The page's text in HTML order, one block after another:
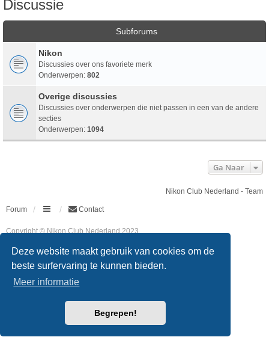
Deze website maakt gebruik van cookies om de
beste surfervaring te kunnen bieden.
Meer informatie
Begrepen!
Discussie
Subforums
Nikon
Discussies over ons favoriete merk
Onderwerpen: 802
Overige discussies
Discussies over onderwerpen die niet passen in een van de andere
secties
Onderwerpen: 1094
Ga Naar
Nikon Club Nederland - Team
Forum Contact
Copyright © Nikon Club Nederland 2023
Stylewe_universalcreated by INVENTEA & v12mike
Privacy Gebruikersvoorwaarden